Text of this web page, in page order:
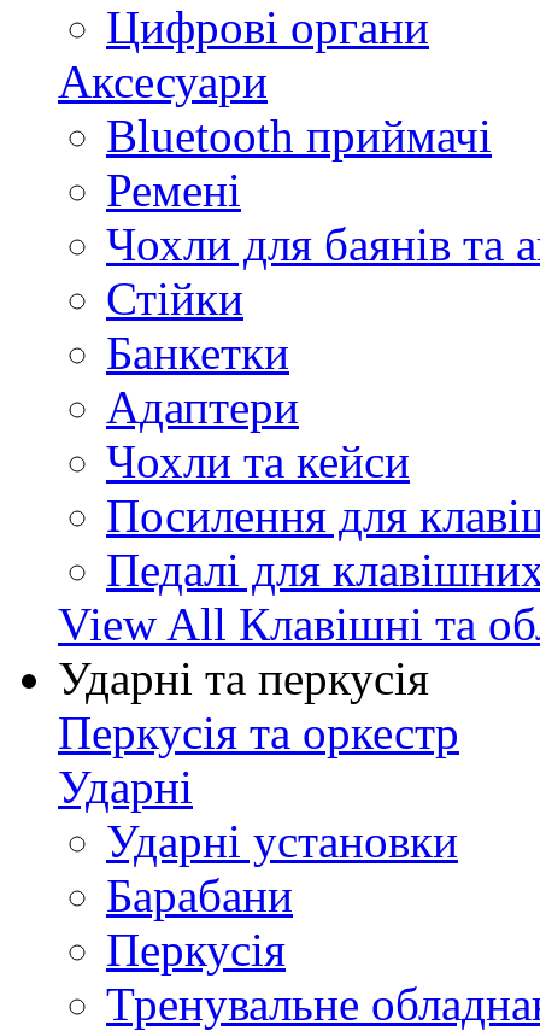
Цифрові органи
Аксесуари
Bluetooth приймачі
Ремені
Чохли для баянів та
Стійки
Банкетки
Адаптери
Чохли та кейси
Посилення для
Педалі для
View All Клавішні та
Ударні та перкусія
Перкусія та оркестр
Ударні
Ударні установки
Барабани
Перкусія
Тренувальне